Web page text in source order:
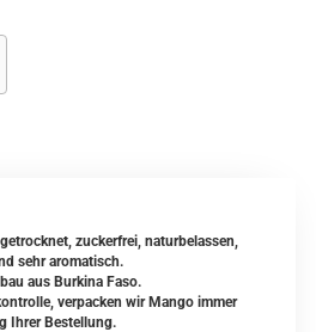
zuckerfrei, naturbelassen,
sehr aromatisch.
aus Burkina Faso.
verpacken wir Mango immer
Ihrer Bestellung.